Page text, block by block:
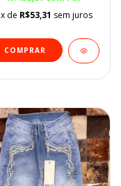
x de R$53,31 sem juros
COMPRAR